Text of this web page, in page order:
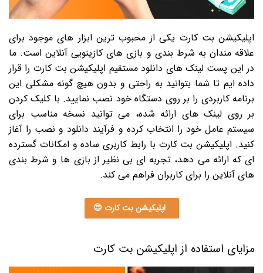
اپلیکیشن بت کارت یکی از محبوب ترین ابزار های موجود برای
علاقه مندان به شرط بندی و بازی های کازینویی آنلاین است. ما
در این پست لینک های دانلود مستقیم اپلیکیشن بت کارت را قرار
داده ایم تا شما بتوانید به راحتی و بدون هیچ گونه مشکلی این
برنامه کاربردی را بر روی دستگاه خود نصب نمایید. با کلیک کردن
بر روی لینک های ارائه شده، می توانید نسخه مناسب برای
سیستم عامل خود را انتخاب کرده و فرآیند دانلود و نصب را آغاز
کنید. اپلیکیشن بت کارت با رابط کاربری ساده و امکانات گسترده
ای که ارائه می دهد، تجربه ای بی نظیر از بازی ها و شرط بندی
های آنلاین را برای کاربران فراهم می کند.
اپلیکیشن بت کارت 😍
مزایای استفاده از اپلیکیشن بت کارت